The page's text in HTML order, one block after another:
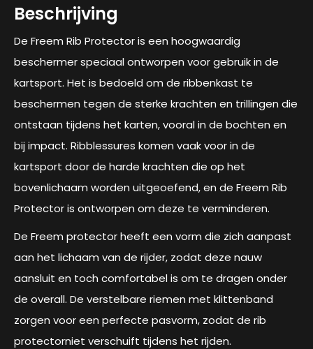
Beschrijving
De Freem Rib Protector is een hoogwaardig
beschermer speciaal ontworpen voor gebruik in de
kartsport. Het is bedoeld om de ribbenkast te
beschermen tegen de sterke krachten en trillingen die
ontstaan tijdens het karten, vooral in de bochten en
bij impact. Ribblessures komen vaak voor in de
kartsport door de harde krachten die op het
bovenlichaam worden uitgeoefend, en de Freem Rib
Protector is ontworpen om deze te verminderen.
De Freem protector heeft een vorm die zich aanpast
aan het lichaam van de rijder, zodat deze nauw
aansluit en toch comfortabel is om te dragen onder
de overall. De verstelbare riemen met klittenband
zorgen voor een perfecte pasvorm, zodat de rib
protectorniet verschuift tijdens het rijden.